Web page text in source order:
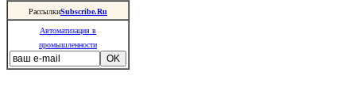
РассылкиSubscribe.Ru
Автоматизация в
промышленности